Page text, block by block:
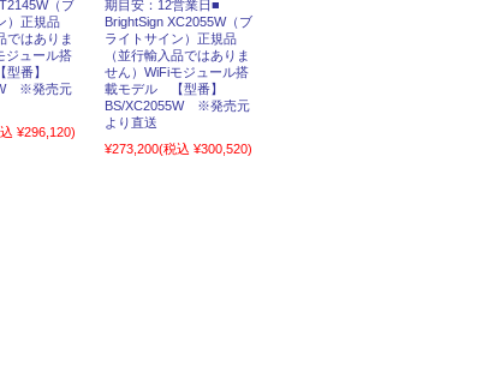
（ブ
）正規品
ではありま
ジュール搭
番】
※発売元
¥296,120)
期目安：12営業日■
BrightSign XC2055W（ブ
ライトサイン）正規品
（並行輸入品ではありま
せん）WiFiモジュール搭
載モデル 【型番】
BS/XC2055W ※発売元
より直送
¥273,200(税込 ¥300,520)